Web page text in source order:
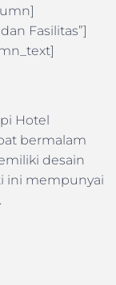
Fasilitas”]
Hotel
bermalam
desain
ini mempunyai